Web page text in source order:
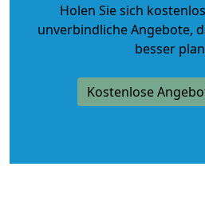
Holen Sie sich
unverbindliche Angebote,
besser
Kostenlose